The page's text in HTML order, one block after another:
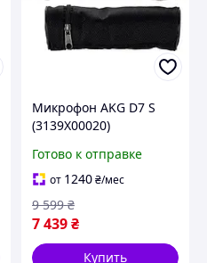
Микрофон AKG D7 S
(3139X00020)
Готово к отправке
от 1240₴/мес
7 439₴
9 599 ₴
Купить